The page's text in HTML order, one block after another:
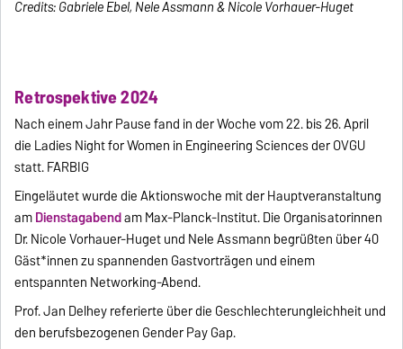
Credits: Gabriele Ebel, Nele Assmann & Nicole Vorhauer-Huget
Retrospektive 2024
Nach einem Jahr Pause fand in der Woche vom 22. bis 26. April
die Ladies Night for Women in Engineering Sciences der OVGU
statt. FARBIG
Eingeläutet wurde die Aktionswoche mit der Hauptveranstaltung
amDienstagabendam Max-Planck-Institut. Die Organisatorinnen
Dr. Nicole Vorhauer-Huget und Nele Assmann begrüßten über 40
Gäst*innen zu spannenden Gastvorträgen und einem
entspannten Networking-Abend.
Prof. Jan Delhey referierte über die Geschlechterungleichheit und
den berufsbezogenen Gender Pay Gap.